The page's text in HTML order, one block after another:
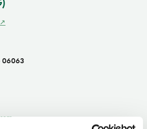
06063